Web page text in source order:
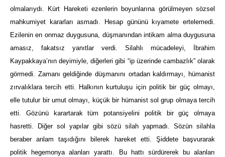
olmalarıydı. Kürt Hareketi ezenlerin boyunlarına görülmeyen sözsel
mahkumiyet kararları asmadı. Hesap gününü kıyamete ertelemedi.
Ezilenin en onmaz duygusuna, düşmanından intikam alma duygusuna
amasız, fakatsız yanıtlar verdi. Silahlı mücadeleyi, İbrahim
Kaypakkaya’nın deyimiyle, diğerleri gibi “ip üzerinde cambazlık” olarak
görmedi. Zamanı geldiğinde düşmanını ortadan kaldırmayı, hümanist
zırvalıklara tercih etti. Halkının kurtuluşu için politik bir güç olmayı,
elle tutulur bir umut olmayı, küçük bir hümanist sol grup olmaya tercih
etti. Gözünü karartarak tüm potansiyelini politik bir güç olmaya
hasretti. Diğer sol yapılar gibi sözü silah yapmadı. Sözün silahla
beraber anlam taşıdığını bilerek hareket etti. Şiddete başvurarak
politik hegemonya alanları yarattı. Bu hattı sürdürerek bu alanları